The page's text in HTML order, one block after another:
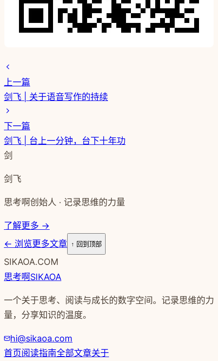
上一篇
剑飞 | 关于语音写作的持续
下一篇
剑飞 | 台上一分钟，台下十年功
剑
剑飞
思考啊创始人 · 记录思维的力量
了解更多 →
← 浏览更多文章 ↑ 回到顶部
SIKAOA.COM
思考啊SIKAOA
一个关于思考、阅读与成长的数字空间。记录思维的力
量，分享知识的温度。
hi@sikaoa.com
首页阅读指南全部文章关于